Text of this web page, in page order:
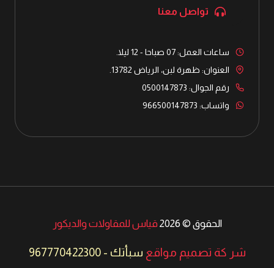
تواصل معنا
ساعات العمل: 07 صباحا - 12 ليلا.
العنوان: ظهرة لبن، الرياض 13782.
رقم الجوال: 0500147873
واتساب: 966500147873
الحقوق © 2026 قياس للمقاولات والديكور
شر كة تصميم مواقع سبأتك -
967770422300